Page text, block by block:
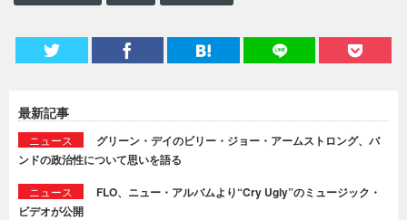
最新記事
ニュース
グリーン・デイのビリー・ジョー・アームストロング、バ
ンドの政治性について思いを語る
ニュース
FLO、ニュー・アルバムより“Cry Ugly”のミュージック・
ビデオが公開